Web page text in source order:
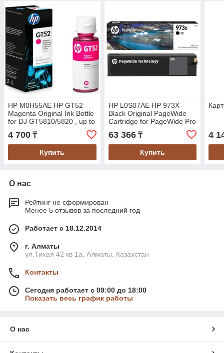
HP M0H55AE HP GT52
Magenta Original Ink Bottle
for DJ GT5810/5820 , up to
8000 pages ;
4 700 ₸
Купить
HP L0S07AE HP 973X
Black Original PageWide
Cartridge for PageWide Pro
452/477 MFP, up to 10000
pages HP 973X
63 366₸
Купить
4
О нас
Рейтинг не сформирован
Менее 5 отзывов за последний год
Работает с 18.12.2014
г. Алматы
ул.Тихая 42 кв 1a, Алматы, Казахстан
Контакты
Сегодня работает с 09:00 до 18:00
Показать весь график работы
О нас